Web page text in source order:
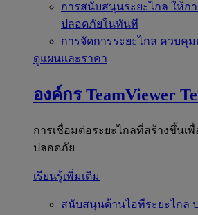
การสนับสนุนระยะไกล ให้ก
ปลอดภัยในทันที
การจัดการระยะไกล ควบคุม
ดูแผนและราคา
องค์กร TeamViewer
การเชื่อมต่อระยะไกลที่สร้างขึ้นเ
ปลอดภัย
เรียนรู้เพิ่มเติม
สนับสนุนด้านไอทีระยะไกล